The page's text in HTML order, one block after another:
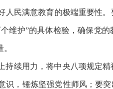
民满意教育的极端重要性
维护”的具体检验，确保党
持续用力，将中央八项规定
，锤炼坚强党性师风；要